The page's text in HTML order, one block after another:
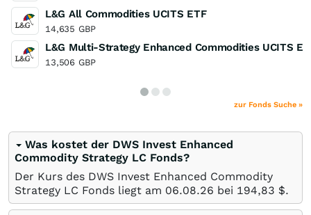
L&G All Commodities UCITS ETF
14,635 GBP
L&G Multi-Strategy Enhanced Commodities UCITS
13,506 GBP
zur Fonds Suche »
Was kostet der DWS Invest Enhanced
Commodity Strategy LC Fonds?
Der Kurs des DWS Invest Enhanced Commodity
Strategy LC Fonds liegt am 06.08.26 bei 194,83 $.